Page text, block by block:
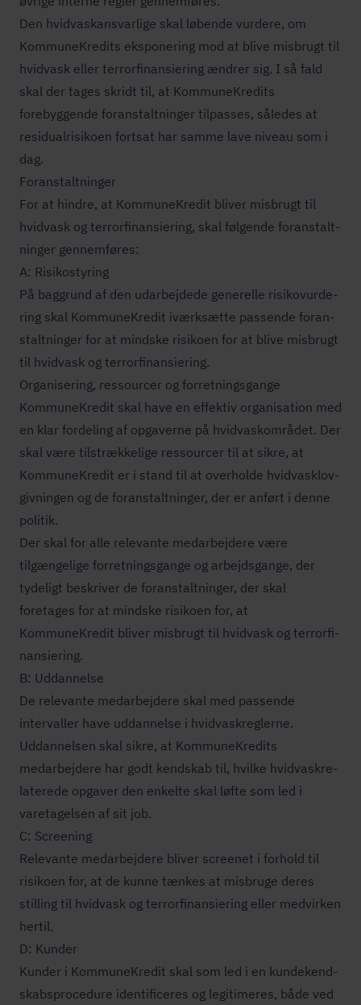
Den hvid­va­skansvar­li­ge skal løbende vurdere, om
KommuneKredits eksponering mod at blive misbrugt til
hvidvask eller ter­r­or­fi­nan­si­e­ring ændrer sig. I så fald
skal der tages skridt til, at KommuneKredits
forebyggende for­an­stalt­nin­ger tilpasses, således at
resi­du­al­ri­si­ko­en fortsat har samme lave niveau som i
dag.
For­an­stalt­nin­ger
For at hindre, at KommuneKredit bliver misbrugt til
hvidvask og ter­r­or­fi­nan­si­e­ring, skal følgende for­an­stalt­
nin­ger gennemføres:
A: Risikostyring
På baggrund af den udarbejdede generelle ri­si­ko­vur­de­
ring skal KommuneKredit iværksætte passende for­an­
stalt­nin­ger for at mindske risikoen for at blive misbrugt
til hvidvask og ter­r­or­fi­nan­si­e­ring.
Organisering, ressourcer og for­ret­nings­gan­ge
KommuneKredit skal have en effektiv organisation med
en klar fordeling af opgaverne på hvid­va­sk­om­rå­det. Der
skal være tilstrækkelige ressourcer til at sikre, at
KommuneKredit er i stand til at overholde hvid­va­s­k­lov­
giv­nin­gen og de for­an­stalt­nin­ger, der er anført i denne
politik.
Der skal for alle relevante medarbejdere være
tilgængelige for­ret­nings­gan­ge og arbejdsgange, der
tydeligt beskriver de for­an­stalt­nin­ger, der skal
foretages for at mindske risikoen for, at
KommuneKredit bliver misbrugt til hvidvask og ter­r­or­fi­
nan­si­e­ring.
B: Uddannelse
De relevante medarbejdere skal med passende
intervaller have uddannelse i hvid­va­skreg­ler­ne.
Uddannelsen skal sikre, at KommuneKredits
medarbejdere har godt kendskab til, hvilke hvid­va­sk­re­
la­te­re­de opgaver den enkelte skal løfte som led i
varetagelsen af sit job.
C: Screening
Relevante medarbejdere bliver screenet i forhold til
risikoen for, at de kunne tænkes at misbruge deres
stilling til hvidvask og ter­r­or­fi­nan­si­e­ring eller medvirken
hertil.
D: Kunder
Kunder i KommuneKredit skal som led i en kun­de­kend­
skabs­pro­ce­du­re identificeres og legitimeres, både ved